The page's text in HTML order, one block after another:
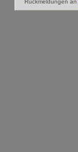
Rückmeldungen an